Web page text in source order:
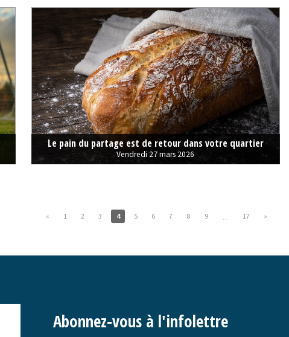
Le pain du partage est de retour dans votre quartier
Vendredi 27 mars 2026
« 1 2 3 4 5 6 7 8 9 ... 17 »
Abonnez-vous à l'infolettre